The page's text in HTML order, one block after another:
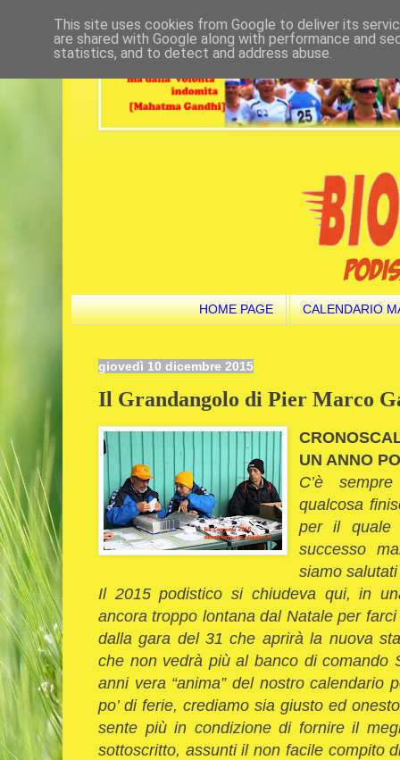
HOME PAGE CALENDARIO
giovedì 10 dicembre 2015
Il Grandangolo di Pier Marco
UN ANNO
C’è
qualcosa
per il quale
successo
siamo
Il 2015 podistico si chiudeva qui, in
ancora troppo lontana dal Natale per
dalla gara del 31 che aprirà la nuova
che non vedrà più al banco di comando
anni vera “anima” del nostro calendario
po’ di ferie, crediamo sia giusto ed
sente più in condizione di fornire il
sottoscritto, assunti il non facile compito
This site uses cookies from Google to deliver its
are shared with Google along with performance and
statistics, and to detect and address abuse.